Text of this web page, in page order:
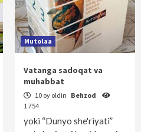
Mutolaa
Vatanga sadoqat va
muhabbat
10 oy oldin Behzod
1 754
yoki “Dunyo she'riyati”